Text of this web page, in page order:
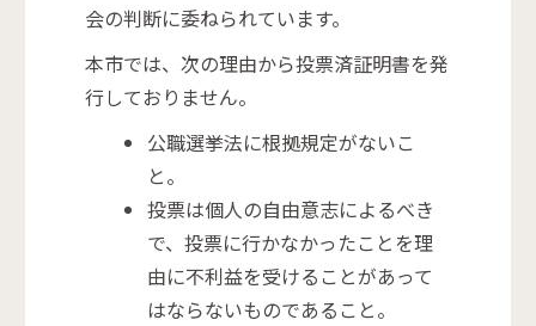
会の判断に委ねられています。
本市では、次の理由から投票済証明書を発
行しておりません。
公職選挙法に根拠規定がないこ
と。
投票は個人の自由意志によるべき
で、投票に行かなかったことを理
由に不利益を受けることがあって
はならないものであること。